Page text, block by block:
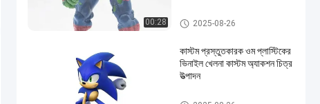
00:28 প্লাস্টিকের চিত্র/চিত্র/চিত্র/চিত্র
2025-08-26
কাস্টম প্রস্তুতকারক ওম প্লাস্টিকের
ভিনাইল খেলনা কাস্টম অ্যাকশন চিত্র
উত্পাদন
কাস্টম ভিনাইল পুতুল/রোটো কাস্টিং/ভিনাইল